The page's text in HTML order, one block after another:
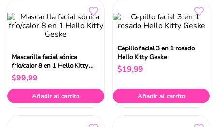
Mascarilla facial sónica
frío/calor 8 en 1 Hello Kitty
Geske
$99,99
Añadir al carrito
Cepillo facial 3 en 1 rosado
Hello Kitty Geske
$19,99
Añadir al carrito